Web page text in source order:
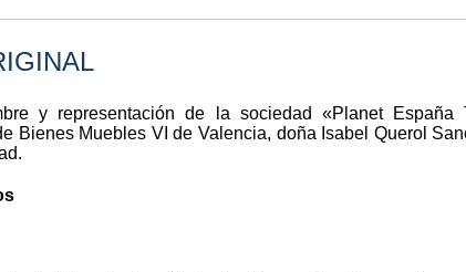
y representación de la sociedad «Planet España
Bienes Muebles VI de Valencia, doña Isabel Querol